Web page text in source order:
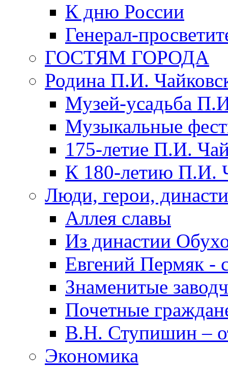
К дню России
Генерал-
ГОСТЯМ ГОРОДА
Родина П.И.
Музей-усадьба
Музыкальные
175-летие П.И.
К 180-летию П.И.
Люди, герои,
Аллея славы
Из династии
Евгений Пермяк -
Знаменитые
Почетные
В.Н. Ступишин –
Экономика